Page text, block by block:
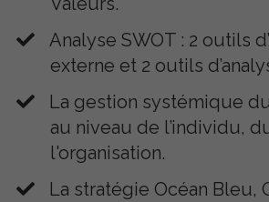
Analyse SWOT : 2 outils
externe et 2 outils
La gestion systémique
au niveau de l’individu,
l'organisation.
​La stratégie Océan Bleu,